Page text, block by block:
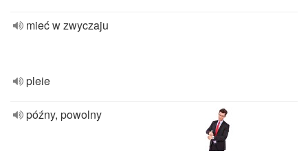
mieć w zwyczaju
pleie
późny, powolny